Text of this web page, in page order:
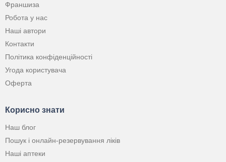
Франшиза
Робота у нас
Наші автори
Контакти
Політика конфіденційності
Угода користувача
Оферта
Корисно знати
Наш блог
Пошук і онлайн-резервування ліків
Наші аптеки